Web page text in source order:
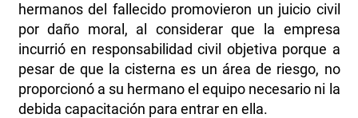
hermanos del fallecido promovieron un juicio civil
por daño moral, al considerar que la empresa
incurrió en responsabilidad civil objetiva porque a
pesar de que la cisterna es un área de riesgo, no
proporcionó a su hermano el equipo necesario ni la
debida capacitación para entrar en ella.